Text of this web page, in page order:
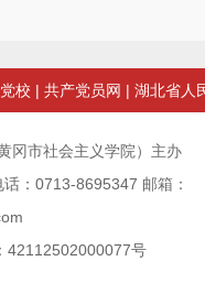
校 | 共产党员网 | 湖北省人
冈市社会主义学院）主办
：0713-8695347 邮箱：
42112502000077号